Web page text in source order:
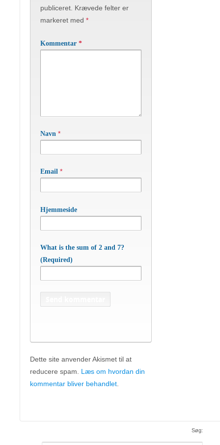
publiceret. Krævede felter er
markeret med *
Kommentar *
Navn *
Email *
Hjemmeside
What is the sum of 2 and 7?
(Required)
Dette site anvender Akismet til at
reducere spam. Læs om hvordan din
kommentar bliver behandlet.
APC Asian Production & Components
ApS• Sundkrogen 35 • DK-6400 Sønderborg •
Tlf:74 48 50 05• Fax: 74 48 50 45
Søg: